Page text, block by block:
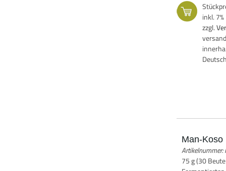
inkl.
zzgl.
Man-Koso
75 g (30